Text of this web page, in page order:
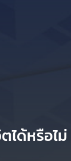
ได้หรือไม่